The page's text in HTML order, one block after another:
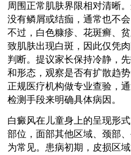
周围正常肌肤界限相对清晰
没有鳞屑或结痂，通常也不
不过，白色糠疹、花斑癣、
致肌肤出现白斑，因此仅凭
判断。提议家长保持冷静，
和形态，观察是否有扩散趋
正规医疗机构做专业查验，
检测手段来明确具体病因。
白癜风在儿童身上的呈现形
部位，面部其他区域、颈部
为常见。患病初期，皮损区